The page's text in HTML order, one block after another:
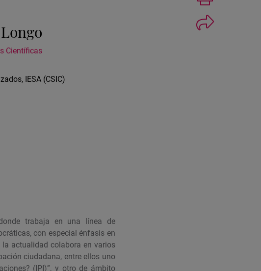
Científicas
IESA (CSIC)
trabaja en una línea de
con especial énfasis en
actualidad colabora en varios
ciudadana, entre ellos uno
(IPI)”, y otro de ámbito